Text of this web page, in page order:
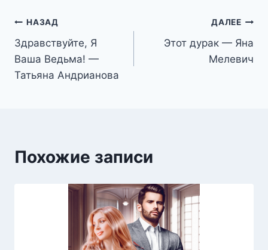
Навигация
по
записям
НАЗАД
Здравствуйте, Я
Ваша Ведьма! —
Татьяна Андрианова
ДАЛЕЕ
Этот дурак — Яна
Мелевич
Похожие записи